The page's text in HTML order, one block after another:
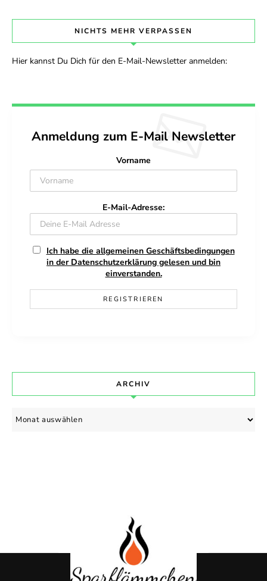
NICHTS MEHR VERPASSEN
Hier kannst Du Dich für den E-Mail-Newsletter anmelden:
Anmeldung zum E-Mail Newsletter
Vorname
E-Mail-Adresse:
Ich habe die allgemeinen Geschäftsbedingungen
in der Datenschutzerklärung gelesen und bin
einverstanden.
ARCHIV
Archiv